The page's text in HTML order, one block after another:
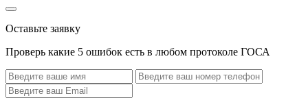
Оставьте заявку
Проверь какие 5 ошибок есть в любом протоколе ГОСА